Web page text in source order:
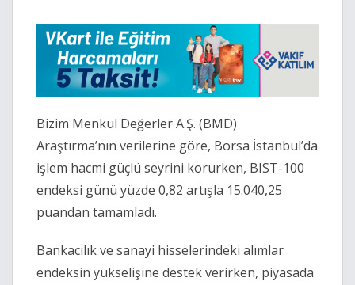
Bizim Menkul Değerler A.Ş. (BMD)
Araştırma’nın verilerine göre, Borsa İstanbul’da
işlem hacmi güçlü seyrini korurken, BIST-100
endeksi günü yüzde 0,82 artışla 15.040,25
puandan tamamladı.
Bankacılık ve sanayi hisselerindeki alımlar
endeksin yükselişine destek verirken, piyasada